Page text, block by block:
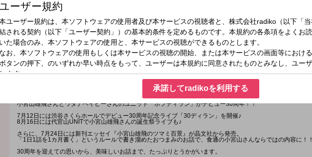
放送時間
2026年7月8日（水）11:00～11:30
番組名
ディア・フレンズ
小宮山雄飛さんとワタナベイビーさんのユニット「ホフディラン」がデビュー30周年！！
7月12日には渋谷さくらホールでデビュー30周年記念ライブ「30ディラン」を開催♪
8月16日には代官山UNITで小宮山雄飛さんの誕生祭ライブも♪
さらに、7月24日には新刊エッセイ『小宮山雄飛のツマミ百景』が晶文社から発売。
「1日1話を1カ月書く」というルールで書き溜めたおつまみのお話で、食通の小宮山さんならではの内容に！
30周年を迎えての思いから、美味しいお話まで、たっぷりとうかがいます。
承諾してradikoを利用する